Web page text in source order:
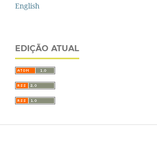
English
EDIÇÃO ATUAL